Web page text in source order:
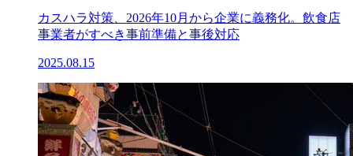
カスハラ対策、2026年10月から企業に義務化。飲食店
事業者がすべき事前準備と事後対応
2025.08.15